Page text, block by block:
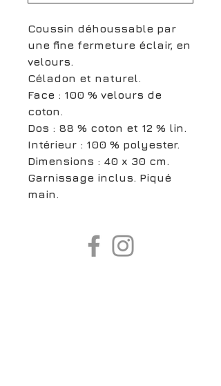
Coussin déhoussable par
une fine fermeture éclair, en
velours.
Céladon et naturel.
Face : 100 % velours de
coton.
Dos : 88 % coton et 12 % lin.
Intérieur : 100 % polyester.
Dimensions : 40 x 30 cm.
Garnissage inclus. Piqué
main.